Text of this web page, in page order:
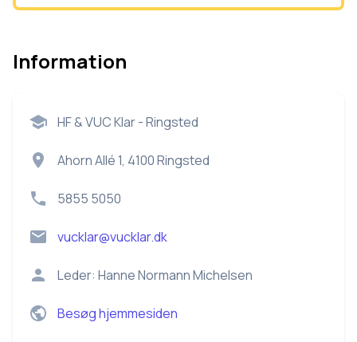
Information
HF & VUC Klar - Ringsted
Ahorn Allé 1, 4100 Ringsted
5855 5050
vucklar@vucklar.dk
Leder: Hanne Normann Michelsen
Besøg hjemmesiden